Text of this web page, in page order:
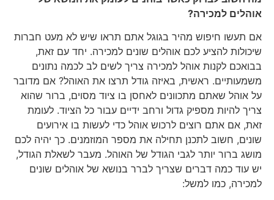
אוהלים למכירה?
אם תעשו חיפוש מהיר בגוגל אתם תראו שיש לא מעט חברות
שיכולות להציע לכם אוהלים שונים למכירה. יחד עם זאת,
בבואכם לקנות אוהל למכירה צריך לשים לב לכמה נתונים
משמעותיים. ראשית, באיזה גודל תרצו את האוהל? אם מדובר
על אוהל שאתם מתכוונים לאחסן בו ציוד מסוים, ברור שהוא
צריך להיות מספיק גדול ורחב ידיים עבור כל הציוד. לעומת
זאת, אם אתם רוצים לרכוש אוהל כדי לעשות בו אירועים
שונים, חשוב לתכנן תחילה את מספר המוזמנים. כך יהיה לכם
מושג ברור יותר לגבי הגודל של האוהל. מעבר לשאלת הגודל,
יש עוד כמה דברים שצריך לברר בנושא של אוהלים שונים
למכירה, כמו למשל: